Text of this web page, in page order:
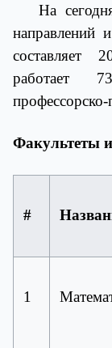
На
направлений
составляет
работает
профессорско-
Факультеты
#
1